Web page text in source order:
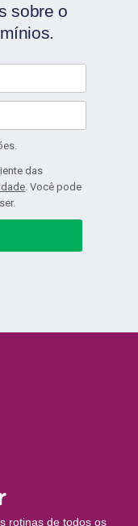
sobre o
das
. Você pode
rotinas de todos os